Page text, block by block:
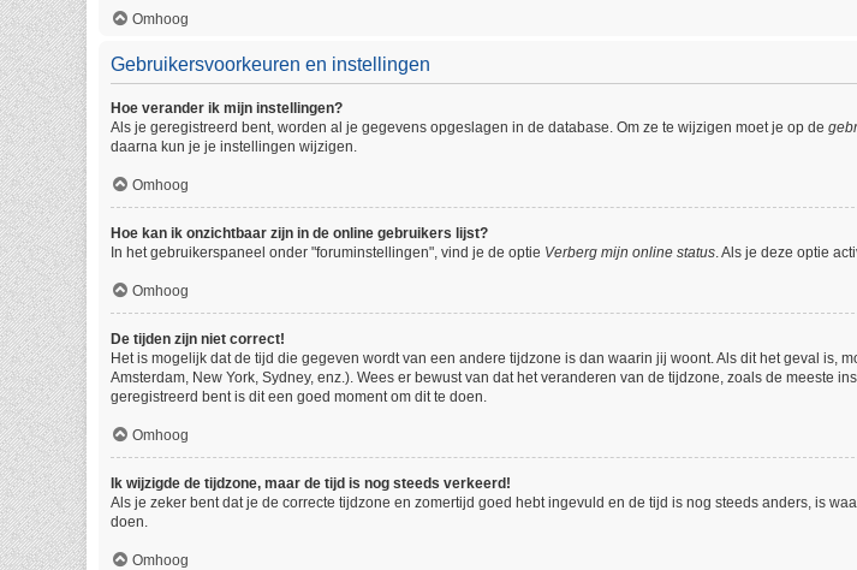
Omhoog
Gebruikersvoorkeuren en instellingen
Hoe verander ik mijn instellingen?
Als je geregistreerd bent, worden al je gegevens opgeslagen in de database. Om ze te wijzigen moet je op de
daarna kun je je instellingen wijzigen.
Omhoog
Hoe kan ik onzichtbaar zijn in de online gebruikers lijst?
In het gebruikerspaneel onder "foruminstellingen", vind je de optie Verberg mijn online status. Als je deze optie
Omhoog
De tijden zijn niet correct!
Het is mogelijk dat de tijd die gegeven wordt van een andere tijdzone is dan waarin jij woont. Als dit het geval
Amsterdam, New York, Sydney, enz.). Wees er bewust van dat het veranderen van de tijdzone, zoals de
geregistreerd bent is dit een goed moment om dit te doen.
Omhoog
Ik wijzigde de tijdzone, maar de tijd is nog steeds verkeerd!
Als je zeker bent dat je de correcte tijdzone en zomertijd goed hebt ingevuld en de tijd is nog steeds anders, is
doen.
Omhoog